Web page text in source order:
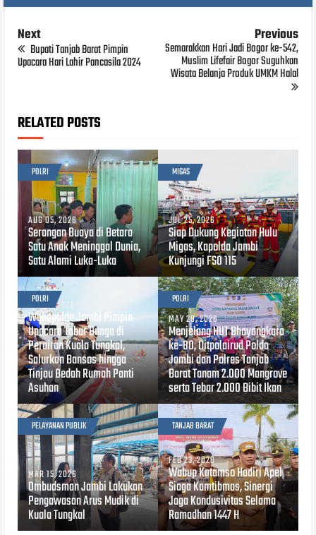
Next
Bupati Tanjab Barat Pimpin
Upacara Hari Lahir Pancasila 2024
Previous
Semarakkan Hari Jadi Bogor ke-542,
Muslim Lifefair Bogor Suguhkan
Wisata Belanja Produk UMKM Halal
RELATED POSTS
POLRI
AUG 05, 2026
Serangan Buaya di Betara
Satu Anak Meninggal Dunia,
Satu Alami Luka-Luka
MIGAS
JUL 25, 2026
Siap Dukung Kegiatan Hulu
Migas, Kapolda Jambi
Kunjungi FSO 115
POLRI
JUN 24, 2026
Wakapolda Jambi Pimpin
Upacara Tabur Bunga di
Perairan Kuala Tungkal,
Salurkan Bansos hingga
Tinjau Bedah Rumah Panti
Asuhan
POLRI
MAY 28, 2026
Menjelang HUT Bhayangkara
ke-80, Ditpolairud Polda
Jambi dan Polres Tanjab
Barat Tanam 2.000 Mangrove
serta Tebar 2.000 Bibit Ikan
PELAYANAN PUBLIK
MAR 15, 2026
Ombudsman Jambi Lakukan
Pengawasan Arus Mudik di
Kuala Tungkal
TANJAB BARAT
FEB 23, 2026
Wabup Katamso Hadiri Apel
Siaga Kamtibmas, Sinergi
Jaga Kondusivitas Selama
Ramadhan 1447 H